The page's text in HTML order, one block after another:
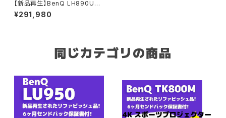
【新品再生】BenQ LH890UST
超短焦点インタラクティブプロ
ジェクター 6ヶ月センドバック保
¥291,980
同じカテゴリの商品